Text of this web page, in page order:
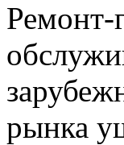
Ремонт-
рынка